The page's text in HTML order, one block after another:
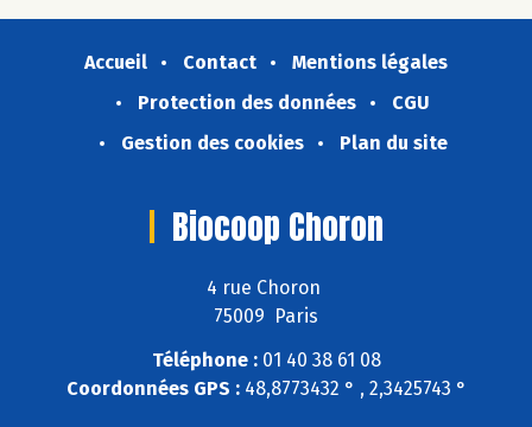
Accueil Contact
Mentions légales
Protection des données
CGU
Gestion des cookies
Plan du site
Biocoop Choron
4 rue Choron
75009 Paris
Téléphone :01 40 38 61 08
Coordonnées GPS :48,8773432 ° , 2,3425743 °